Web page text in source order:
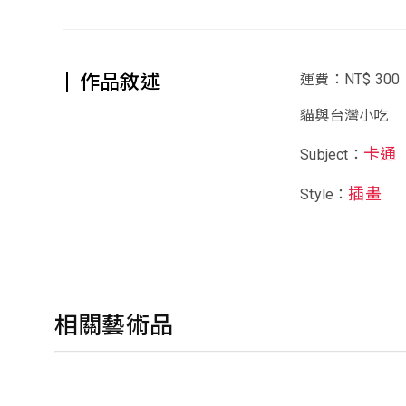
作品敘述 運費：NT$ 300
貓與台灣小吃
Subject： 卡通
Style：插畫
相關藝術品